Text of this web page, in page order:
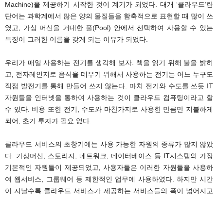
Machine)을 제공하기 시작한 것이 계기가 되었다. 대개 ‘클라우드’란
단어는 과학계에서 많은 양의 물질들을 함축적으로 표현할 때 많이 쓰
였고, 가상 머신을 거대한 풀(Pool) 안에서 선택하여 사용할 수 있는
특징이 그러한 이름을 갖게 되는 이유가 되었다.
우리가 매일 사용하는 전기를 생각해 보자. 책을 읽기 위해 불을 밝히
고, 전자레인지로 음식을 데우기 위해서 사용하는 전기는 어느 누구도
직접 발전기를 통해 만들어 쓰지 않는다. 마치 전기와 수도를 쓰듯 IT
자원들을 인터넷을 통하여 사용하는 것이 클라우드 컴퓨팅이라고 할
수 있다. 비용 또한 전기, 수도와 마찬가지로 사용한 만큼만 지불하게
되어, 초기 투자가 필요 없다.
클라우드 서비스의 초창기에는 사용 가능한 자원의 종류가 많지 않았
다. 가상머신, 스토리지, 네트워크, 데이터베이스 등 IT시스템의 가장
기본적인 자원들이 제공되었고, 사용자들은 이러한 자원들을 사용하
여 웹서비스, 그룹웨어 등 제한적인 업무에 사용하였다. 하지만 시간
이 지날수록 클라우드 서비스가 제공하는 서비스들의 폭이 넓어지고